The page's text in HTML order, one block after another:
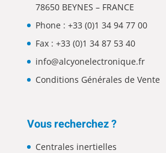
78650 BEYNES – FRANCE
Phone : +33 (0)1 34 94 77 00
Fax : +33 (0)1 34 87 53 40
info@alcyonelectronique.fr
Conditions Générales de Vente
Vous recherchez ?
Centrales inertielles